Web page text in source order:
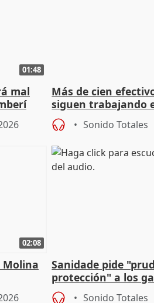
01:48
mal
Más de cien
siguen trabajando
Niebla (Huelva)
Sonido Totales
02:08
Molina
Sanidade pide
protección" a los
eclipse del 12 de
Sonido Totales